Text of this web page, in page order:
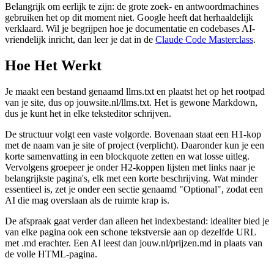
Belangrijk om eerlijk te zijn: de grote zoek- en antwoordmachines
gebruiken het op dit moment niet. Google heeft dat herhaaldelijk
verklaard. Wil je begrijpen hoe je documentatie en codebases AI-
vriendelijk inricht, dan leer je dat in de Claude Code Masterclass.
Hoe Het Werkt
Je maakt een bestand genaamd llms.txt en plaatst het op het rootpad
van je site, dus op jouwsite.nl/llms.txt. Het is gewone Markdown,
dus je kunt het in elke teksteditor schrijven.
De structuur volgt een vaste volgorde. Bovenaan staat een H1-kop
met de naam van je site of project (verplicht). Daaronder kun je een
korte samenvatting in een blockquote zetten en wat losse uitleg.
Vervolgens groepeer je onder H2-koppen lijsten met links naar je
belangrijkste pagina's, elk met een korte beschrijving. Wat minder
essentieel is, zet je onder een sectie genaamd "Optional", zodat een
AI die mag overslaan als de ruimte krap is.
De afspraak gaat verder dan alleen het indexbestand: idealiter bied je
van elke pagina ook een schone tekstversie aan op dezelfde URL
met .md erachter. Een AI leest dan jouw.nl/prijzen.md in plaats van
de volle HTML-pagina.